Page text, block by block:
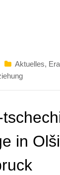
Aktuelles,
in